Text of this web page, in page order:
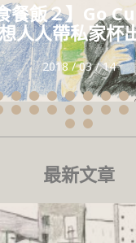
餐飯２】Go
人人帶私家杯
2018 / 03 / 14
餐飯１】盲蹤
障朋友攝影好
2018 / 03 / 06
最新文章